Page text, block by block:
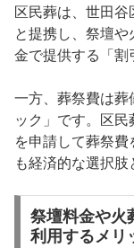
区民葬は、世田
と提携し、祭壇
金で提供する「割
一方、葬祭費は
ック」です。区
を申請して葬祭
も経済的な選択肢
祭壇料金や火
利用するメリ